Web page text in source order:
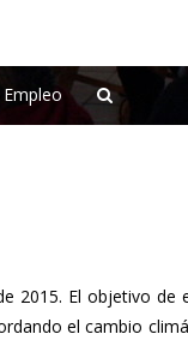
Empleo
2015. El objetivo de
el cambio